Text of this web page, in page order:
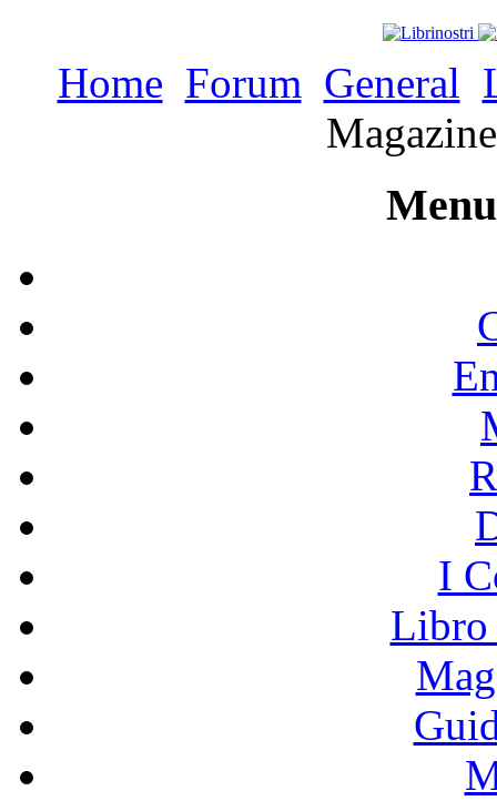
Home Forum General
I
Libro